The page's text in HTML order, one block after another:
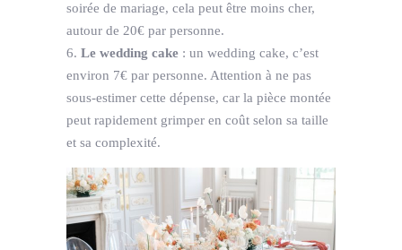
soirée de mariage, cela peut être moins cher,
autour de 20€ par personne.
Le wedding cake : un wedding cake, c’est
environ 7€ par personne. Attention à ne pas
sous-estimer cette dépense, car la pièce montée
peut rapidement grimper en coût selon sa taille
et sa complexité.